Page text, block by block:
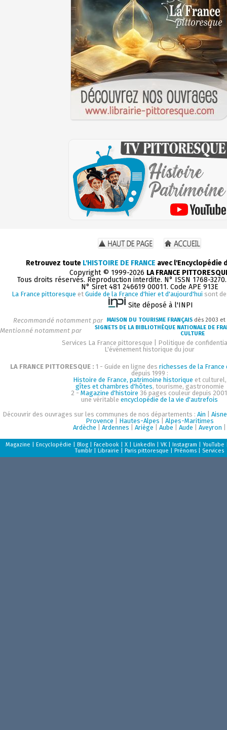
Retrouvez toute L'HISTOIRE DE FRANCE avec l'Encyclopédie
Copyright © 1999-2026 LA FRANCE
Tous droits réservés. Reproduction interdite. N° ISSN 1768-
N° Siret 481 246619 00011. Code APE 913E
La France pittoresque et Guide de la France d'hier et d'aujourd'hui sont
Site déposé à l'INPI
Recommandé notamment par MAISON DU TOURISME FRANÇAIS dès 2003 et
Mentionné notamment par
SIGNETS DE LA BIBLIOTHÈQUE NATIONALE DE
CULTURE
Services La France pittoresque
Politique de
L'événement historique du jour
LA FRANCE PITTORESQUE : 1 - Guide en ligne des richesses de la
depuis 1999 :
Histoire de France, patrimoine historique et culturel,
gîtes et chambres d'hôtes, tourisme, gastronomie
2 - Magazine d'histoire 36 pages couleur depuis
une véritable encyclopédie de la vie d'autrefois
Découvrir des ouvrages sur les communes de nos départements : Ain
Aisne
Provence
Hautes-Alpes
Alpes-Maritimes
Ardèche
Ardennes Ariège Aube Aude Aveyron
Magazine Encyclopédie Blog Facebook X LinkedIn VK Instagram YouTube
Tumblr
Librairie Paris pittoresque Prénoms Services